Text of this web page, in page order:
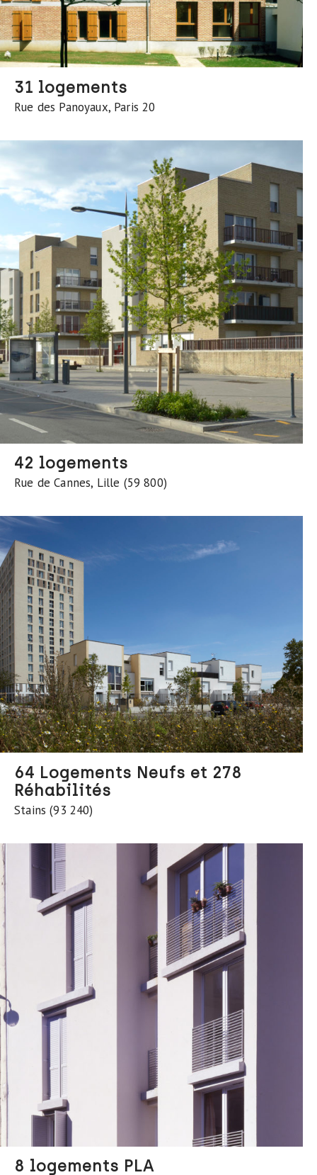
31 logements
Rue des Panoyaux, Paris 20
42 logements
Rue de Cannes, Lille (59 800)
64 Logements Neufs et 278
Réhabilités
Stains (93 240)
8 logements PLA